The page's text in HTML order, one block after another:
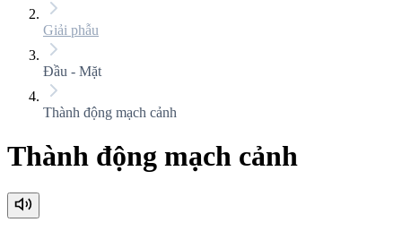
Giải phẫu
Đầu - Mặt
Thành động mạch cảnh
Thành động mạch cảnh